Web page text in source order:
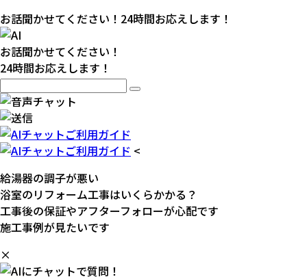
お話聞かせてください！24時間お応えします！
お話聞かせてください！
24時間お応えします！
<
給湯器の調子が悪い
浴室のリフォーム工事はいくらかかる？
工事後の保証やアフターフォローが心配です
施工事例が見たいです
×